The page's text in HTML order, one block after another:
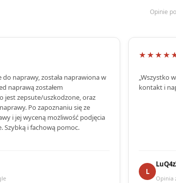
Opinie
do naprawy, została naprawiona w
naprawą zostałem
jest zepsute/uszkodzone, oraz
Po zapoznaniu się ze
i jej wyceną możliwość podjęcia
Szybką i fachową pomoc.
„Wszystko
kontakt i
L
Opinia